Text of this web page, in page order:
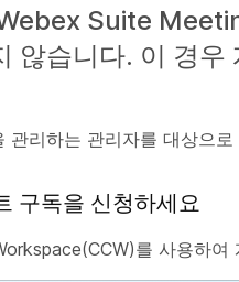
Suite
않습니다. 이 경
관리하는 관리자를 대상으로
구독을 신청하세요
를 사용하